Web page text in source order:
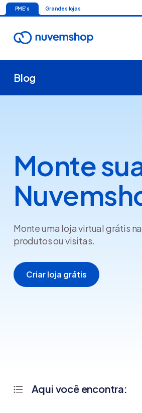
PME's Grandes lojas
Blog
Monte
Monte uma loja virtual grátis
produtos ou visitas.
Criar loja grátis
Aqui você encontra: